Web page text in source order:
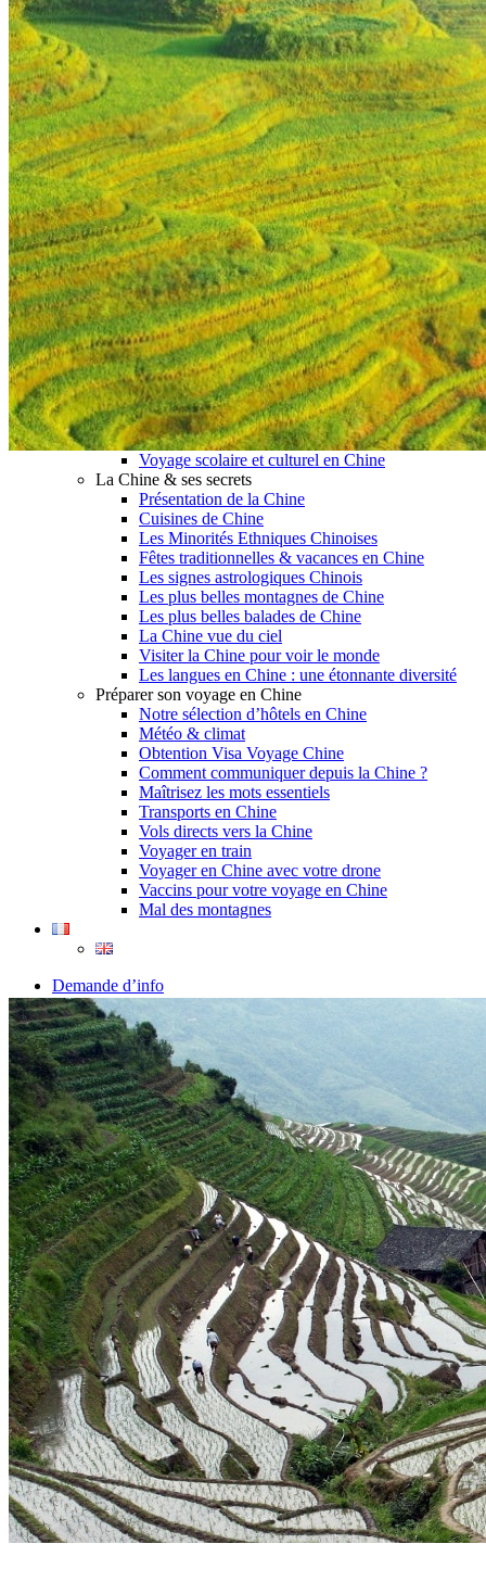
Circuits
Organisation
Circuits sur mesure
Nos Petits Groupes
Ambiance
Classique et incontournables
Culture & expériences
Nature et grands paysages
Famille et enfants
Trekking et aventure
Luxe et exception
Où et quand partir ?
Printemps
Eté
Automne
Hiver
Infos pratiques
Notre agence
Notre agence en Chine
Réseau Asian Roads
Garanties et engagements Asian Roads
Avis de nos voyageurs
Voyages d’affaires en Chine
Voyage scolaire et culturel en Chine
La Chine & ses secrets
Présentation de la Chine
Cuisines de Chine
Les Minorités Ethniques Chinoises
Fêtes traditionnelles & vacances en Chine
Les signes astrologiques Chinois
Les plus belles montagnes de Chine
Les plus belles balades de Chine
La Chine vue du ciel
Visiter la Chine pour voir le monde
Les langues en Chine : une étonnante diversité
Préparer son voyage en Chine
Notre sélection d’hôtels en Chine
Météo & climat
Obtention Visa Voyage Chine
Comment communiquer depuis la Chine ?
Maîtrisez les mots essentiels
Transports en Chine
Vols directs vers la Chine
Voyager en train
Voyager en Chine avec votre drone
Vaccins pour votre voyage en Chine
Mal des montagnes
Demande d’info
09 83 07 44 60